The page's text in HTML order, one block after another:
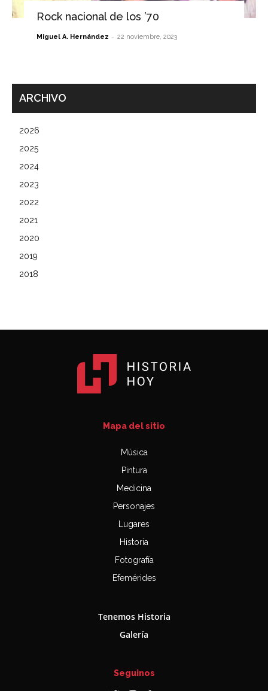
Rock nacional de los ’70
Miguel A. Hernández - 22 noviembre, 2023
ARCHIVO
2026
2025
2024
2023
2022
2021
2020
2019
2018
Mapa del sitio
Música
Pintura
Medicina
Personajes
Lugares
Historia
Fotografía
Efemérides
Tenemos Historia
Galería
Seguinos